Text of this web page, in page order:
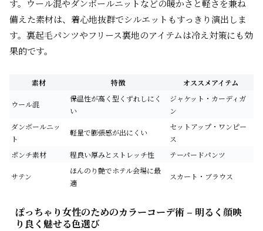
す。ウール混やダンボールニットなどの暖かさと軽さを兼ね
備えた素材は、着心地抜群でシルエットもすっきり演出しま
す。裏起毛パンツやフリース裏地のアイテムは冷え対策にも効
果的です。
素材 特徴 オススメアイテム
ウール混
保温性が高く型くずれしにく
い
ジャケット・カーディガ
ン
ダンボールニッ
ト
軽量で膨張感が出にくい
セットアップ・ワンピー
ス
ポンチ素材
程良い厚みとストレッチ性 テーパードパンツ
サテン
ほんのり艶でホテル会場に最
適
スカート・ブラウス
ぽっちゃり女性のためのカラーコーデ術 – 明るく顔映
り良く魅せる色選び